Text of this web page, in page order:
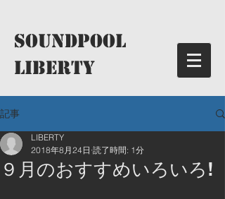
​SoundPool
LIBERTY
記事
９月のおすすめいろいろ!
LIBERTY
2018年8月24日 読了時間: 1分